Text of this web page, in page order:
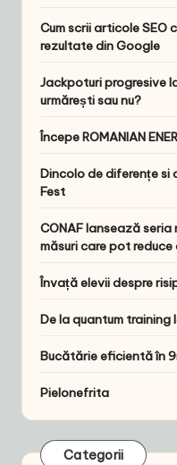
Cum scrii articole SEO
rezultate din Google
Jackpoturi progresive
urmărești sau nu?
Începe ROMANIAN
Dincolo de diferențe si
Fest
CONAF lansează
măsuri care pot
Învață elevii despre
De la quantum training
Bucătărie eficientă în
Pielonefrita
Categorii